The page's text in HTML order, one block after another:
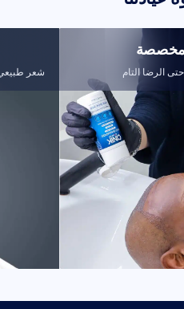
مخصصة
الرضا التام شعر